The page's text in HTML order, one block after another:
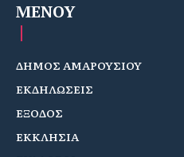
MENOY
ΔΗΜΟΣ ΑΜΑΡΟΥΣΙΟΥ
ΕΚΔΗΛΩΣΕΙΣ
ΕΞΟΔΟΣ
ΕΚΚΛΗΣΙΑ